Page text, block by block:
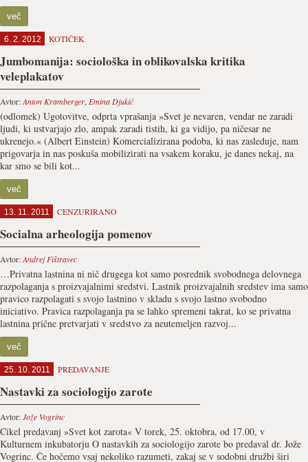
več
6. 2. 2012 KOTIČEK
Jumbomanija: sociološka in oblikovalska kritika
veleplakatov
Avtor:Anton Kramberger, Emina Djukić
(odlomek) Ugotovitve, odprta vprašanja »Svet je nevaren, vendar ne zaradi
ljudi, ki ustvarjajo zlo, ampak zaradi tistih, ki ga vidijo, pa ničesar ne
ukrenejo.« (Albert Einstein) Komercializirana podoba, ki nas zasleduje, nam
prigovarja in nas poskuša mobilizirati na vsakem koraku, je danes nekaj, na
kar smo se bili kot...
več
13. 11. 2011 CENZURIRANO
Socialna arheologija pomenov
Avtor:Andrej Fištravec
…Privatna lastnina ni nič drugega kot samo posrednik svobodnega delovnega
razpolaganja s proizvajalnimi sredstvi. Lastnik proizvajalnih sredstev ima samo
pravico razpolagati s svojo lastnino v skladu s svojo lastno svobodno
iniciativo. Pravica razpolaganja pa se lahko spremeni takrat, ko se privatna
lastnina prične pretvarjati v sredstvo za neutemeljen razvoj...
več
25. 10. 2011 PREDAVANJE
Nastavki za sociologijo zarote
Avtor:Jože Vogrinc
Cikel predavanj »Svet kot zarota« V torek, 25. oktobra, od 17.00, v
Kulturnem inkubatorju O nastavkih za sociologijo zarote bo predaval dr. Jože
Vogrinc. Če hočemo vsaj nekoliko razumeti, zakaj se v sodobni družbi širi